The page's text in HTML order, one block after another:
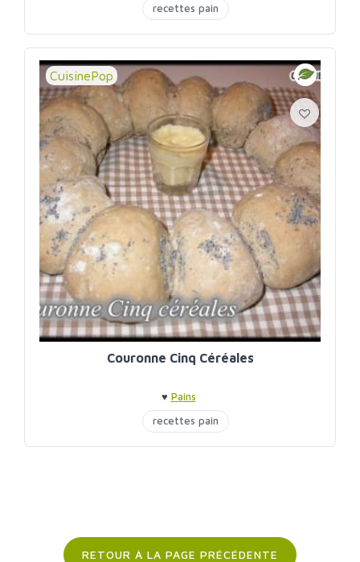
recettes pain
CuisinePop
Couronne Cinq Céréales
♥ Pains
recettes pain
RETOUR À LA PAGE PRÉCÉDENTE